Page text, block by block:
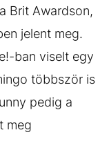
Brit Awardson,
jelent meg.
ban viselt egy
többször is
pedig a
meg